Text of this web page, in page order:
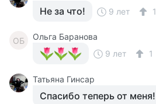
Не за что! 9 лет 1
ОБ
Ольга Баранова
9 лет
1
Татьяна Гинсар
Спасибо теперь от меня!